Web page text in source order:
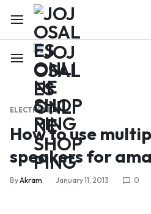
ELECTRONICS
How to use
speakers for
ByAkram January 11, 2013 0